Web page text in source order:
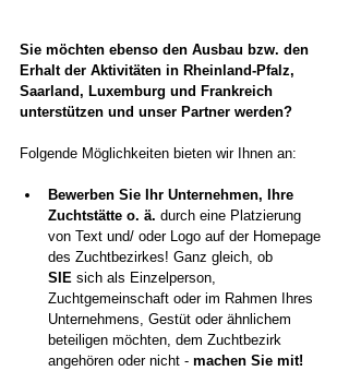
Sie möchten ebenso den Ausbau bzw. den
Erhalt der Aktivitäten in Rheinland-Pfalz,
Saarland, Luxemburg und Frankreich
unterstützen und unser Partner werden?
Folgende Möglichkeiten bieten wir Ihnen an:
Bewerben Sie Ihr Unternehmen, Ihre
Zuchtstätte o. ä. durch eine Platzierung
von Text und/ oder Logo auf der Homepage
des Zuchtbezirkes! Ganz gleich, ob
SIE sich als Einzelperson,
Zuchtgemeinschaft oder im Rahmen Ihres
Unternehmens, Gestüt oder ähnlichem
beteiligen möchten, dem Zuchtbezirk
angehören oder nicht - machen Sie mit!